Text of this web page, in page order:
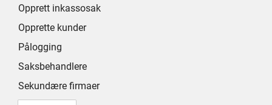
Opprett inkassosak
Opprette kunder
Pålogging
Saksbehandlere
Sekundære firmaer